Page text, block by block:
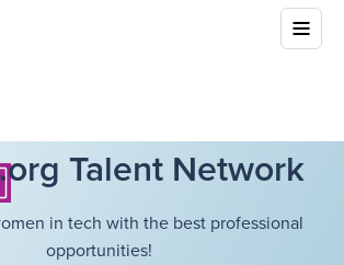
Talent Network
in tech with the best professional
opportunities!